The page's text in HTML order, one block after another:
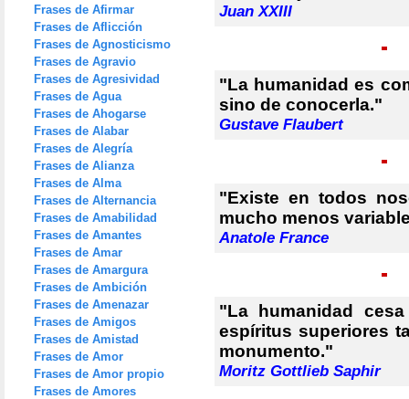
Frases de Afirmar
Frases de Aflicción
Frases de Agnosticismo
Frases de Agravio
Frases de Agresividad
Frases de Agua
Frases de Ahogarse
Frases de Alabar
Frases de Alegría
Frases de Alianza
Frases de Alma
Frases de Alternancia
Frases de Amabilidad
Frases de Amantes
Frases de Amar
Frases de Amargura
Frases de Ambición
Frases de Amenazar
Frases de Amigos
Frases de Amistad
Frases de Amor
Frases de Amor propio
Frases de Amores
Juan XXIII
"La humanidad es
sino de conocerla."
Gustave Flaubert
"Existe en todos
mucho menos
Anatole France
"La humanidad
espíritus superiores
monumento."
Moritz Gottlieb Saphir